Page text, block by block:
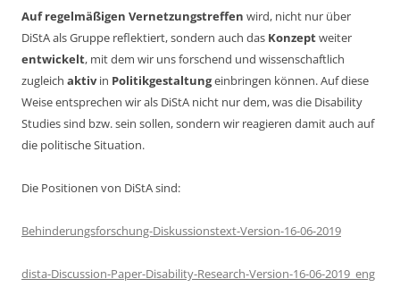
Auf regelmäßigen Vernetzungstreffen wird, nicht nur über
DiStA als Gruppe reflektiert, sondern auch das Konzeptweiter
entwickelt, mit dem wir uns forschend und wissenschaftlich
zugleich aktivin Politikgestaltungeinbringen können. Auf diese
Weise entsprechen wir als DiStA nicht nur dem, was die Disability
Studies sind bzw. sein sollen, sondern wir reagieren damit auch auf
die politische Situation.
Die Positionen von DiStA sind:
Behinderungsforschung-Diskussionstext-Version-16-06-2019
dista-Discussion-Paper-Disability-Research-Version-16-06-2019_eng